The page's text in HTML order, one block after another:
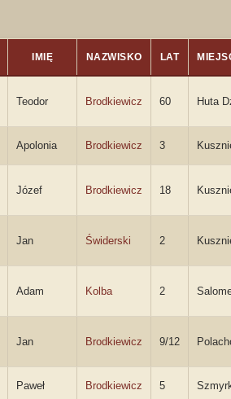
IMIĘ NAZWISKO LAT
Teodor Brodkiewicz 60 Huta
Apolonia Brodkiewicz 3
Józef Brodkiewicz 18
Jan Świderski 2
Adam Kolba 2
Jan Brodkiewicz 9/12
Paweł Brodkiewicz 5